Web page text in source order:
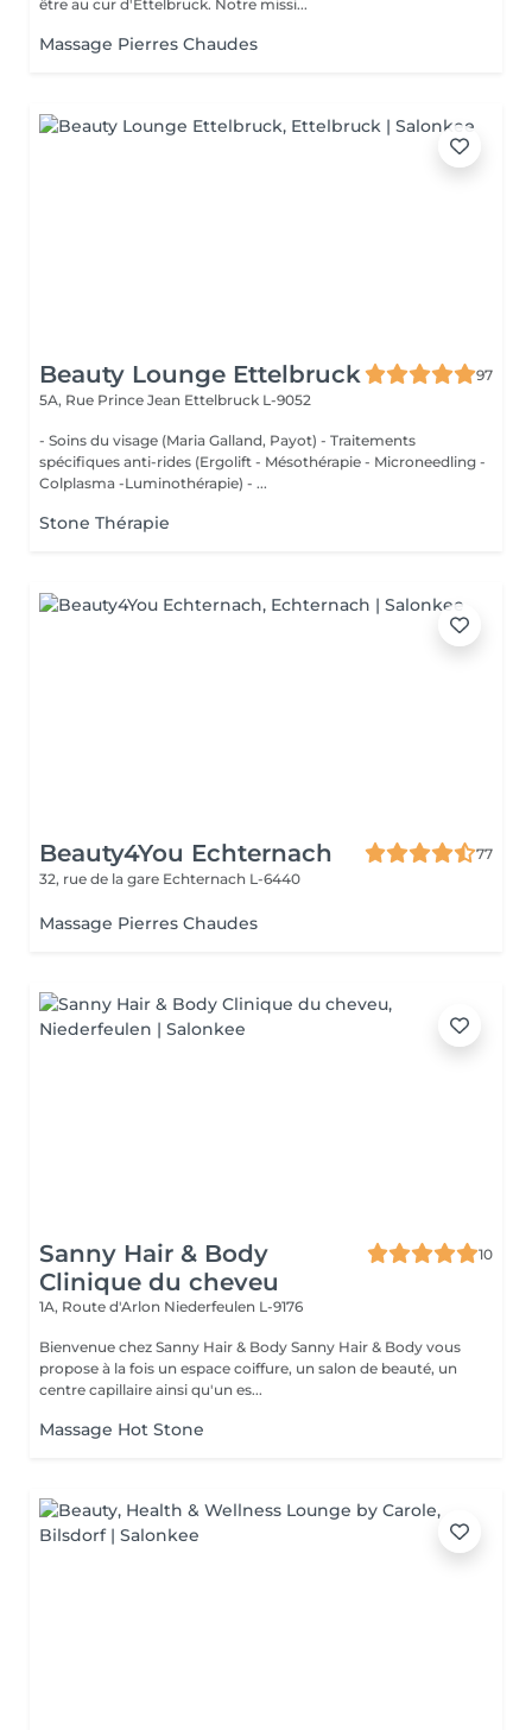
être au cur d'Ettelbruck. Notre missi...
Massage Pierres Chaudes
Beauty Lounge Ettelbruck
97
5A, Rue Prince Jean Ettelbruck L-9052
- Soins du visage (Maria Galland, Payot) - Traitements
spécifiques anti-rides (Ergolift - Mésothérapie - Microneedling -
Colplasma -Luminothérapie) - ...
Stone Thérapie
Beauty4You Echternach
77
32, rue de la gare Echternach L-6440
Massage Pierres Chaudes
Sanny Hair & Body
Clinique du cheveu
10
1A, Route d'Arlon Niederfeulen L-9176
Bienvenue chez Sanny Hair & Body Sanny Hair & Body vous
propose à la fois un espace coiffure, un salon de beauté, un
centre capillaire ainsi qu'un es...
Massage Hot Stone